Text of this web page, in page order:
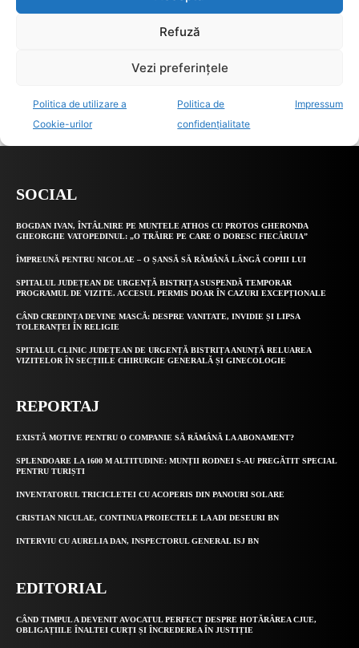
SOCIAL
BOGDAN IVAN, ÎNTÂLNIRE PE MUNTELE ATHOS CU PROTOS GHERONDA
GHEORGHE VATOPEDINUL: „O TRĂIRE PE CARE O DORESC FIECĂRUIA”
ÎMPREUNĂ PENTRU NICOLAE – O ȘANSĂ SĂ RĂMÂNĂ LÂNGĂ COPIII LUI
SPITALUL JUDEȚEAN DE URGENȚĂ BISTRIȚA SUSPENDĂ TEMPORAR
PROGRAMUL DE VIZITE. ACCESUL PERMIS DOAR ÎN CAZURI EXCEPȚIONALE
CÂND CREDINȚA DEVINE MASCĂ: DESPRE VANITATE, INVIDIE ȘI LIPSA
TOLERANȚEI ÎN RELIGIE
SPITALUL CLINIC JUDEȚEAN DE URGENȚĂ BISTRIȚA ANUNȚĂ RELUAREA
VIZITELOR ÎN SECȚIILE CHIRURGIE GENERALĂ ȘI GINECOLOGIE
REPORTAJ
EXISTĂ MOTIVE PENTRU O COMPANIE SĂ RĂMÂNĂ LA ABONAMENT?
SPLENDOARE LA 1600 M ALTITUDINE: MUNȚII RODNEI S-AU PREGĂTIT SPECIAL
PENTRU TURIȘTI
INVENTATORUL TRICICLETEI CU ACOPERIS DIN PANOURI SOLARE
CRISTIAN NICULAE, CONTINUA PROIECTELE LA ADI DESEURI BN
INTERVIU CU AURELIA DAN, INSPECTORUL GENERAL ISJ BN
EDITORIAL
CÂND TIMPUL A DEVENIT AVOCATUL PERFECT DESPRE HOTĂRÂREA CJUE,
OBLIGAȚIILE ÎNALTEI CURȚI ȘI ÎNCREDEREA ÎN JUSTIȚIE